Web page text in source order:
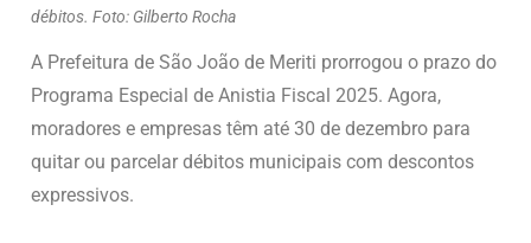
débitos. Foto: Gilberto Rocha
A Prefeitura de São João de Meriti prorrogou o prazo do
Programa Especial de Anistia Fiscal 2025. Agora,
moradores e empresas têm até 30 de dezembro para
quitar ou parcelar débitos municipais com descontos
expressivos.